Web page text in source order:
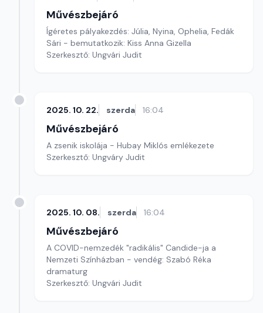
Művészbejáró
Ígéretes pályakezdés: Júlia, Nyina, Ophelia, Fedák
Sári - bemutatkozik: Kiss Anna Gizella
Szerkesztő: Ungvári Judit
2025. 10. 22. szerda 16:04
Művészbejáró
A zsenik iskolája - Hubay Miklós emlékezete
Szerkesztő: Ungváry Judit
2025. 10. 08. szerda 16:04
Művészbejáró
A COVID-nemzedék "radikális" Candide-ja a
Nemzeti Színházban - vendég: Szabó Réka
dramaturg
Szerkesztő: Ungvári Judit